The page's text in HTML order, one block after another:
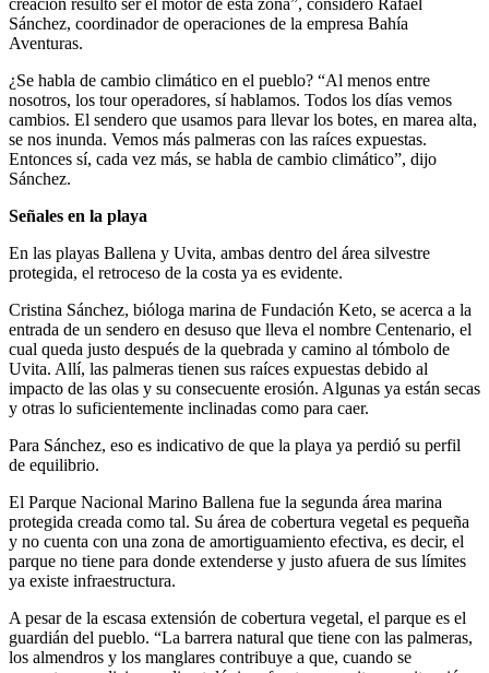
creación resultó ser el motor de esta zona”, consideró Rafael
Sánchez, coordinador de operaciones de la empresa Bahía
Aventuras.
¿Se habla de cambio climático en el pueblo? “Al menos entre
nosotros, los tour operadores, sí hablamos. Todos los días vemos
cambios. El sendero que usamos para llevar los botes, en marea alta,
se nos inunda. Vemos más palmeras con las raíces expuestas.
Entonces sí, cada vez más, se habla de cambio climático”, dijo
Sánchez.
Señales en la playa
En las playas Ballena y Uvita, ambas dentro del área silvestre
protegida, el retroceso de la costa ya es evidente.
Cristina Sánchez, bióloga marina de Fundación Keto, se acerca a la
entrada de un sendero en desuso que lleva el nombre Centenario, el
cual queda justo después de la quebrada y camino al tómbolo de
Uvita. Allí, las palmeras tienen sus raíces expuestas debido al
impacto de las olas y su consecuente erosión. Algunas ya están secas
y otras lo suficientemente inclinadas como para caer.
Para Sánchez, eso es indicativo de que la playa ya perdió su perfil
de equilibrio.
El Parque Nacional Marino Ballena fue la segunda área marina
protegida creada como tal. Su área de cobertura vegetal es pequeña
y no cuenta con una zona de amortiguamiento efectiva, es decir, el
parque no tiene para donde extenderse y justo afuera de sus límites
ya existe infraestructura.
A pesar de la escasa extensión de cobertura vegetal, el parque es el
guardián del pueblo. “La barrera natural que tiene con las palmeras,
los almendros y los manglares contribuye a que, cuando se